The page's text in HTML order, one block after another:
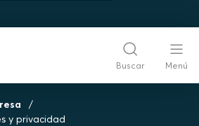
Buscar Menú
y privacidad